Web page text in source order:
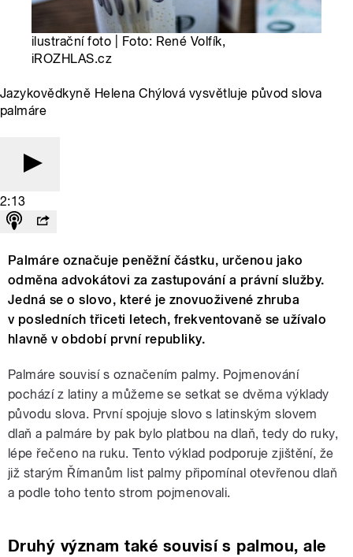
ilustrační foto | Foto: René Volfík,
iROZHLAS.cz
Jazykovědkyně Helena Chýlová vysvětluje původ slova
palmáre
2:13
Palmáre označuje peněžní částku, určenou jako
odměna advokátovi za zastupování a právní služby.
Jedná se o slovo, které je znovuoživené zhruba
v posledních třiceti letech, frekventovaně se užívalo
hlavně v období první republiky.
Palmáre souvisí s označením palmy. Pojmenování
pochází z latiny a můžeme se setkat se dvěma výklady
původu slova. První spojuje slovo s latinským slovem
dlaň a palmáre by pak bylo platbou na dlaň, tedy do ruky,
lépe řečeno na ruku. Tento výklad podporuje zjištění, že
již starým Římanům list palmy připomínal otevřenou dlaň
a podle toho tento strom pojmenovali.
Druhý význam také souvisí s palmou, ale